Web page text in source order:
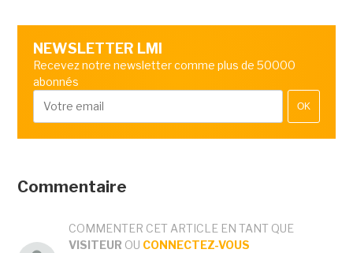
NEWSLETTER LMI
Recevez notre newsletter comme plus de 50000
abonnés
OK
Commentaire
COMMENTER CET ARTICLE EN TANT QUE
VISITEUR OU CONNECTEZ-VOUS